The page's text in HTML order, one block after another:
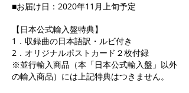
■お届け日：2020年11月上旬予定
【日本公式輸入盤特典】
1．収録曲の日本語訳・ルビ付き
2．オリジナルポストカード２枚付録
※並行輸入商品（本「日本公式輸入盤」以外
の輸入商品）には上記特典はつきません。